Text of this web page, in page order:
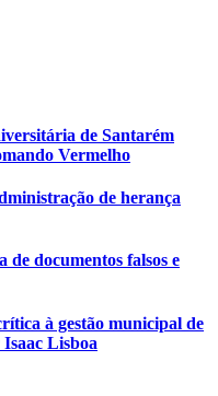
de Santarém
Vermelho
de herança
documentos falsos e
à gestão municipal de
Lisboa